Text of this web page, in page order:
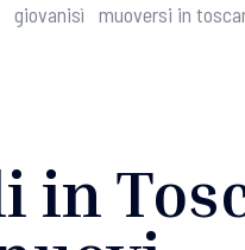
giovanisì muoversi in
in